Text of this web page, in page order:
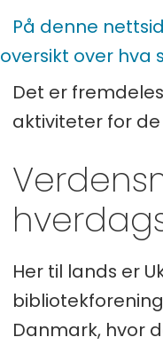
På denne
oversikt over hva
Det er
aktiviteter for
Her til lands er
Danmark, hvor